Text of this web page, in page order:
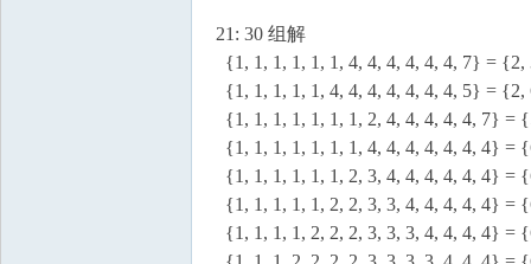
21: 30 组解
{1, 1, 1, 1, 1, 1, 4, 4, 4, 4, 4, 4, 7} = {2,
{1, 1, 1, 1, 1, 4, 4, 4, 4, 4, 4, 4, 5} = {2,
{1, 1, 1, 1, 1, 1, 1, 2, 4, 4, 4, 4, 4, 7} =
{1, 1, 1, 1, 1, 1, 1, 4, 4, 4, 4, 4, 4, 4} =
{1, 1, 1, 1, 1, 1, 2, 3, 4, 4, 4, 4, 4, 4} =
{1, 1, 1, 1, 1, 2, 2, 3, 3, 4, 4, 4, 4, 4} =
{1, 1, 1, 1, 2, 2, 2, 3, 3, 3, 4, 4, 4, 4} =